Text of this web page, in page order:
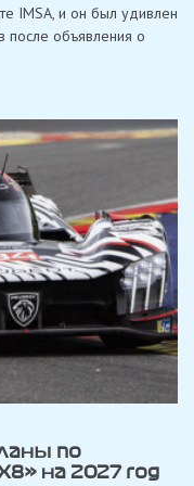
«Isotta
IMSA, и он был удивлен
после объявления о
по
на 2027 год